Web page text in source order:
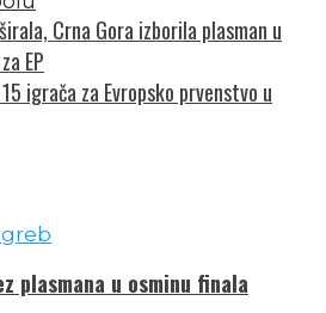
Crna Gora izborila plasman u
EP
igrača za Evropsko prvenstvo u
plasmana u osminu finala